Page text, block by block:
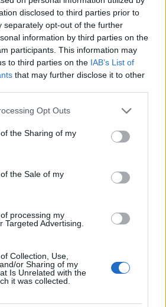
disclosed to third parties prior to
separately opt-out of the further
information by third parties on the
participants. This information may
to third parties on the IAB’s List of
that may further disclose it to other
app uses one or more Google
or usage behaviour. You may click to
to Google and its third-party tags to
specified purposes in below Google
Opt Outs
the Sharing of my
the Sale of my
processing my
Targeted Advertising.
Collection, Use,
or Sharing of my
Is Unrelated with the
it was collected.
pénz legyártani több száz
és sok-sok színesen
csodát lehet tenni.
volt hóesés márciusban.
Budapestnek.
átszállás
ugyancsak több van,
szemléző bejegyzések? "